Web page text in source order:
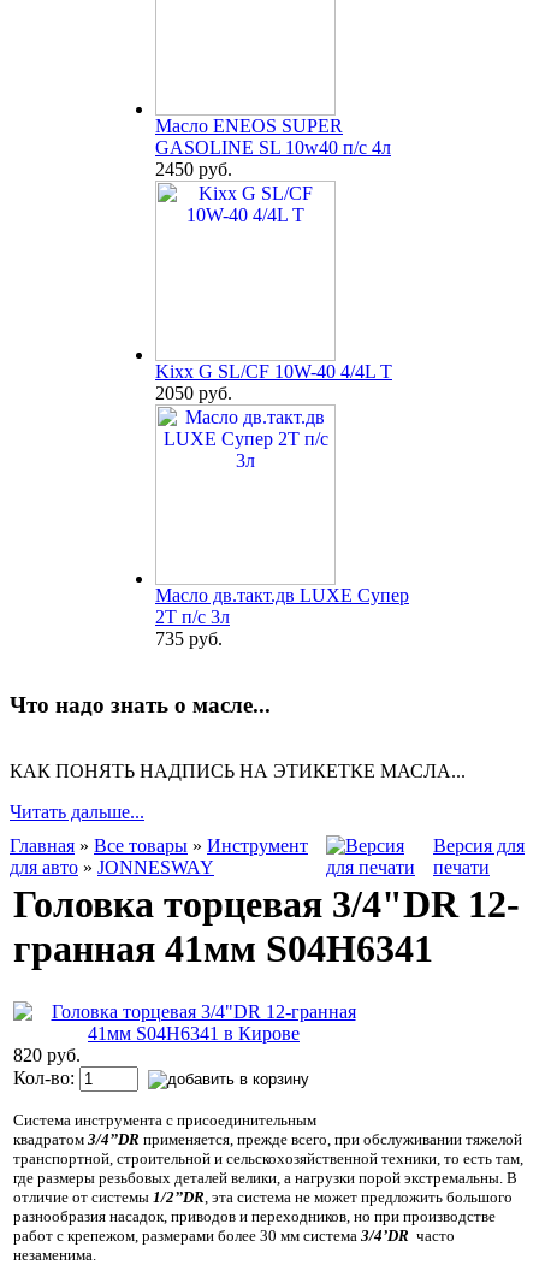
Масло ENEOS SUPER
GASOLINE SL 10w40 п/с 4л
2450 руб.
Kixx G SL/CF 10W-40 4/4L T
2050 руб.
Масло дв.такт.дв LUXE Супер
2Т п/с 3л
735 руб.
Что надо знать о масле...
КАК ПОНЯТЬ НАДПИСЬ НА ЭТИКЕТКЕ МАСЛА...
Читать дальше...
Главная » Все товары » Инструмент
для авто » JONNESWAY
Версия для
печати
Головка торцевая 3/4"DR 12-
гранная 41мм S04H6341
820 руб.
Кол-во:
Система инструмента с присоединительным
квадратом 3/4’’DR применяется, прежде всего, при обслуживании тяжелой
транспортной, строительной и сельскохозяйственной техники, то есть там,
где размеры резьбовых деталей велики, а нагрузки порой экстремальны. В
отличие от системы 1/2’’DR , эта система не может предложить большого
разнообразия насадок, приводов и переходников, но при производстве
работ с крепежом, размерами более 30 мм система 3/4’DR часто
незаменима.